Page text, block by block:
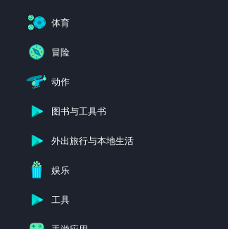
体育
冒险
动作
图书与工具书
外出旅行与本地生活
娱乐
工具